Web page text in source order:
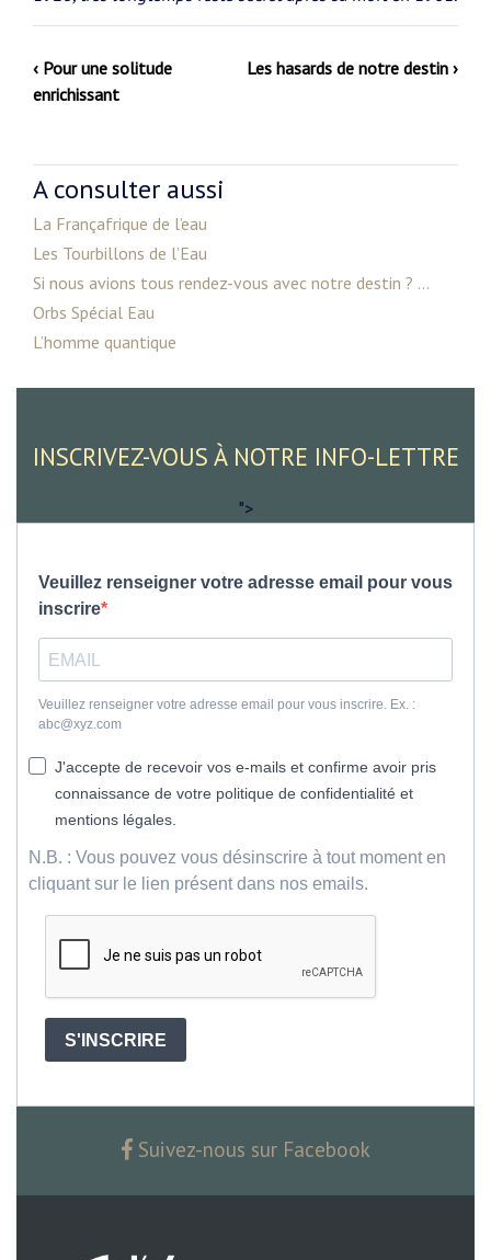
‹ Pour une solitude
enrichissant
Les hasards de notre destin ›
A consulter aussi
La Françafrique de l’eau
Les Tourbillons de l’Eau
Si nous avions tous rendez-vous avec notre destin ? ...
Orbs Spécial Eau
L’homme quantique
INSCRIVEZ-VOUS À NOTRE INFO-LETTRE
">
Veuillez renseigner votre adresse email pour vous
inscrire
Veuillez renseigner votre adresse email pour vous inscrire. Ex. :
abc@xyz.com
J'accepte de recevoir vos e-mails et confirme avoir pris
connaissance de votre politique de confidentialité et
mentions légales.
N.B. : Vous pouvez vous désinscrire à tout moment en
cliquant sur le lien présent dans nos emails.
S'INSCRIRE
Suivez-nous sur Facebook